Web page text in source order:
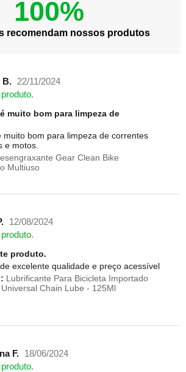
100%
recomendam nossos produtos
B.
22/11/2024
muito bom para limpeza de
muito bom para limpeza de correntes
e motos.
Gear Clean Bike
Multiuso
12/08/2024
produto.
excelente qualidade e preço acessível
Lubrificante Para Bicicleta Importado
Chain Lube - 125Ml
F.
18/06/2024